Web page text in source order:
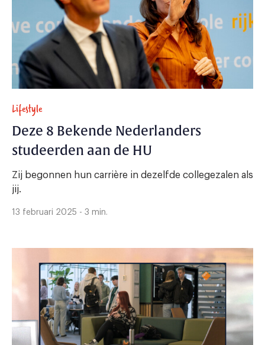
Lifestyle
Deze 8 Bekende Nederlanders
studeerden aan de HU
Zij begonnen hun carrière in dezelfde collegezalen als
jij.
13 februari 2025 - 3 min.